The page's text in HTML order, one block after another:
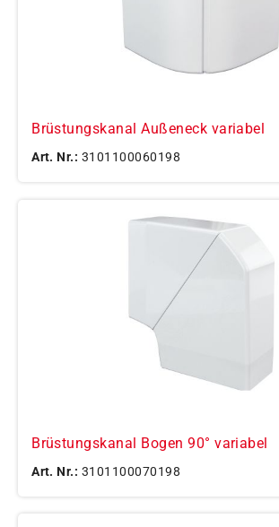
Brüstungskanal Außeneck variabel
Art. Nr.: 3101100060198
Brüstungskanal Bogen 90° variabel
Art. Nr.: 3101100070198